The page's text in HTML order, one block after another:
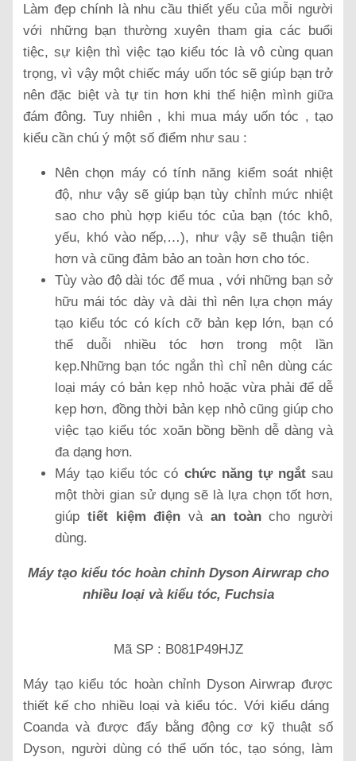
Làm đẹp chính là nhu cầu thiết yếu của mỗi người
với những bạn thường xuyên tham gia các buổi
tiệc, sự kiện thì việc tạo kiểu tóc là vô cùng quan
trọng, vì vậy một chiếc máy uốn tóc sẽ giúp bạn trở
nên đặc biệt và tự tin hơn khi thể hiện mình giữa
đám đông. Tuy nhiên , khi mua máy uốn tóc , tạo
kiểu cần chú ý một số điểm như sau :
Nên chọn máy có tính năng kiểm soát nhiệt
độ, như vậy sẽ giúp bạn tùy chỉnh mức nhiệt
sao cho phù hợp kiểu tóc của bạn (tóc khô,
yếu, khó vào nếp,…), như vậy sẽ thuận tiện
hơn và cũng đảm bảo an toàn hơn cho tóc.
Tùy vào độ dài tóc để mua , với những bạn sở
hữu mái tóc dày và dài thì nên lựa chọn máy
tạo kiểu tóc có kích cỡ bản kẹp lớn, bạn có
thể duỗi nhiều tóc hơn trong một lần
kẹp.Những bạn tóc ngắn thì chỉ nên dùng các
loại máy có bản kẹp nhỏ hoặc vừa phải để dễ
kẹp hơn, đồng thời bản kẹp nhỏ cũng giúp cho
việc tạo kiểu tóc xoăn bồng bềnh dễ dàng và
đa dạng hơn.
Máy tạo kiểu tóc có chức năng tự ngắtsau
một thời gian sử dụng sẽ là lựa chọn tốt hơn,
giúp tiết kiệm điện vàan toàncho người
dùng.
Máy tạo kiểu tóc hoàn chỉnh Dyson Airwrap cho
nhiều loại và kiểu tóc, Fuchsia
Mã SP : B081P49HJZ
Máy tạo kiểu tóc hoàn chỉnh Dyson Airwrap được
thiết kế cho nhiều loại và kiểu tóc. Với kiểu dáng
Coanda và được đẩy bằng động cơ kỹ thuật số
Dyson, người dùng có thể uốn tóc, tạo sóng, làm